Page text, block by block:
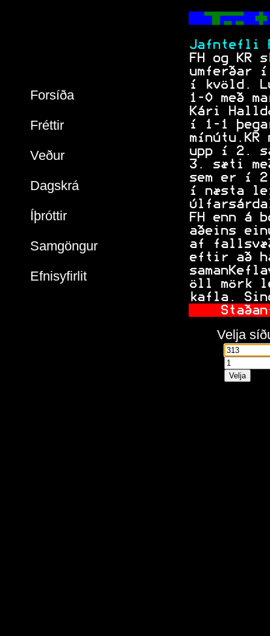
Forsíða
Fréttir
Veður
Dagskrá
Íþróttir
Samgöngur
Efnisyfirlit

Jafntefli
FH og
umferðar
í kvöld.
1-0 með
Kári
í 1-1
upp í 2.
3. sæti
sem er í
í næsta
FH enn
aðeins
af
eftir
öll mörk
kafla.
Velja